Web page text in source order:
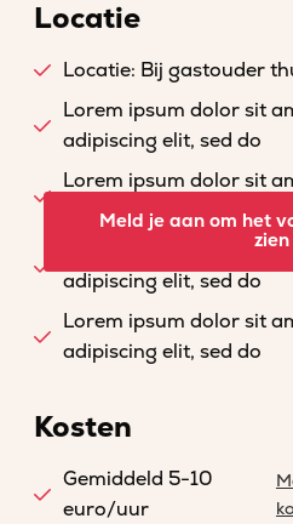
Locatie
Locatie: Bij gastouder
Lorem ipsum dolor sit
adipiscing elit, sed do
Lorem ipsum dolor sit
adipiscing elit, sed do
Lorem ipsum dolor sit
adipiscing elit, sed do
Lorem ipsum dolor sit
adipiscing elit, sed do
Meld je aan om het
zien
Kosten
Gemiddeld 5-10
euro/uur